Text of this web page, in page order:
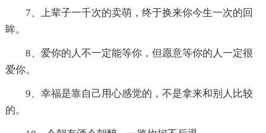
7、上辈子一千次的卖萌，终于换来你今生一次的回
眸。
8、爱你的人不一定能等你，但愿意等你的人一定很
爱你。
9、幸福是靠自己用心感觉的，不是拿来和别人比较
的。